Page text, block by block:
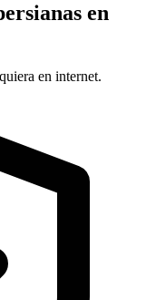
en
en internet.